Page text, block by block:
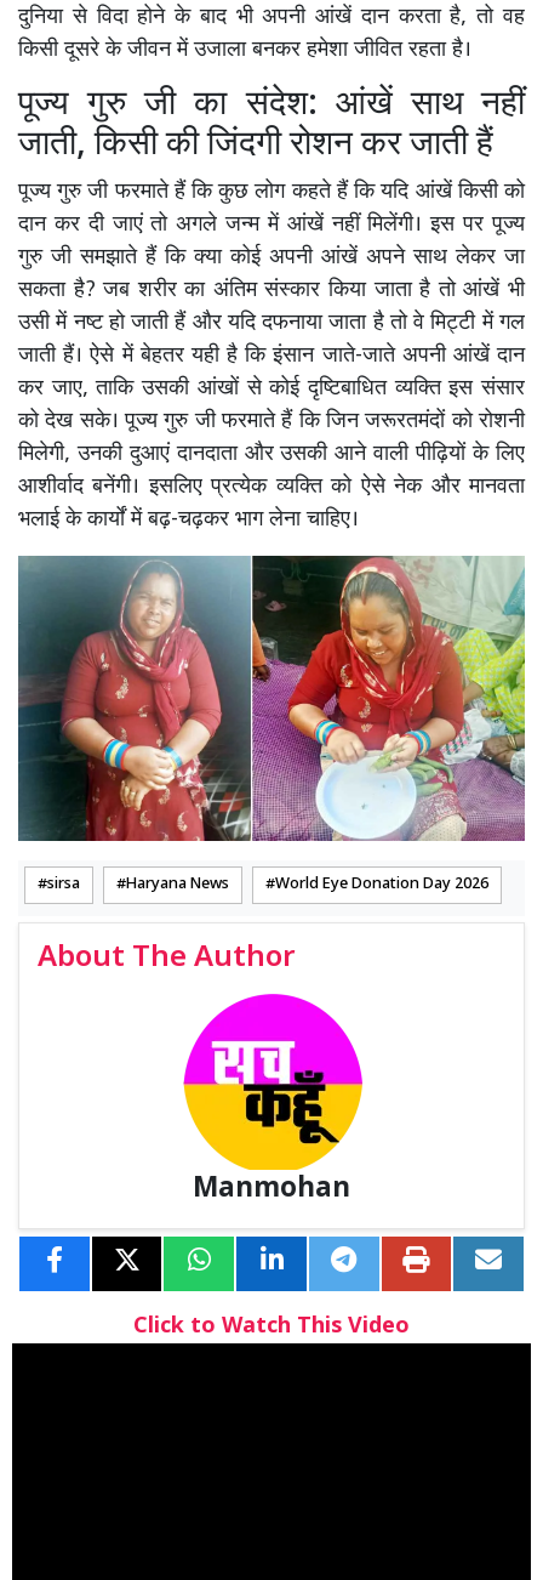
दुनिया से विदा होने के बाद भी अपनी आंखें दान करता है, तो वह
किसी दूसरे के जीवन में उजाला बनकर हमेशा जीवित रहता है।
पूज्य गुरु जी का संदेश: आंखें साथ नहीं
जाती, किसी की जिंदगी रोशन कर जाती हैं
पूज्य गुरु जी फरमाते हैं कि कुछ लोग कहते हैं कि यदि आंखें किसी को
दान कर दी जाएं तो अगले जन्म में आंखें नहीं मिलेंगी। इस पर पूज्य
गुरु जी समझाते हैं कि क्या कोई अपनी आंखें अपने साथ लेकर जा
सकता है? जब शरीर का अंतिम संस्कार किया जाता है तो आंखें भी
उसी में नष्ट हो जाती हैं और यदि दफनाया जाता है तो वे मिट्टी में गल
जाती हैं। ऐसे में बेहतर यही है कि इंसान जाते-जाते अपनी आंखें दान
कर जाए, ताकि उसकी आंखों से कोई दृष्टिबाधित व्यक्ति इस संसार
को देख सके। पूज्य गुरु जी फरमाते हैं कि जिन जरूरतमंदों को रोशनी
मिलेगी, उनकी दुआएं दानदाता और उसकी आने वाली पीढ़ियों के लिए
आशीर्वाद बनेंगी। इसलिए प्रत्येक व्यक्ति को ऐसे नेक और मानवता
भलाई के कार्यों में बढ़-चढ़कर भाग लेना चाहिए।
sirsa Haryana News World Eye Donation Day 2026
About The Author
Manmohan
Click to Watch This Video